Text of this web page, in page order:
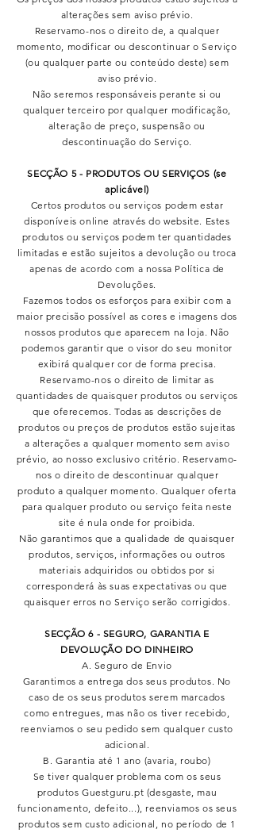
alterações sem aviso prévio.
Reservamo-nos o direito de, a qualquer
momento, modificar ou descontinuar o Serviço
(ou qualquer parte ou conteúdo deste) sem
aviso prévio.
Não seremos responsáveis perante si ou
qualquer terceiro por qualquer modificação,
alteração de preço, suspensão ou
descontinuação do Serviço.
SECÇÃO 5 - PRODUTOS OU SERVIÇOS (se
aplicável)
Certos produtos ou serviços podem estar
disponíveis online através do website. Estes
produtos ou serviços podem ter quantidades
limitadas e estão sujeitos a devolução ou troca
apenas de acordo com a nossa Política de
Devoluções.
Fazemos todos os esforços para exibir com a
maior precisão possível as cores e imagens dos
nossos produtos que aparecem na loja. Não
podemos garantir que o visor do seu monitor
exibirá qualquer cor de forma precisa.
Reservamo-nos o direito de limitar as
quantidades de quaisquer produtos ou serviços
que oferecemos. Todas as descrições de
produtos ou preços de produtos estão sujeitas
a alterações a qualquer momento sem aviso
prévio, ao nosso exclusivo critério. Reservamo-
nos o direito de descontinuar qualquer
produto a qualquer momento. Qualquer oferta
para qualquer produto ou serviço feita neste
site é nula onde for proibida.
Não garantimos que a qualidade de quaisquer
produtos, serviços, informações ou outros
materiais adquiridos ou obtidos por si
corresponderá às suas expectativas ou que
quaisquer erros no Serviço serão corrigidos.
SECÇÃO 6 - SEGURO, GARANTIA E
DEVOLUÇÃO DO DINHEIRO
A. Seguro de Envio
Garantimos a entrega dos seus produtos. No
caso de os seus produtos serem marcados
como entregues, mas não os tiver recebido,
reenviamos o seu pedido sem qualquer custo
adicional.
B. Garantia até 1 ano (avaria, roubo)
Se tiver qualquer problema com os seus
produtos Guestguru.pt (desgaste, mau
funcionamento, defeito...), reenviamos os seus
produtos sem custo adicional, no período de 1